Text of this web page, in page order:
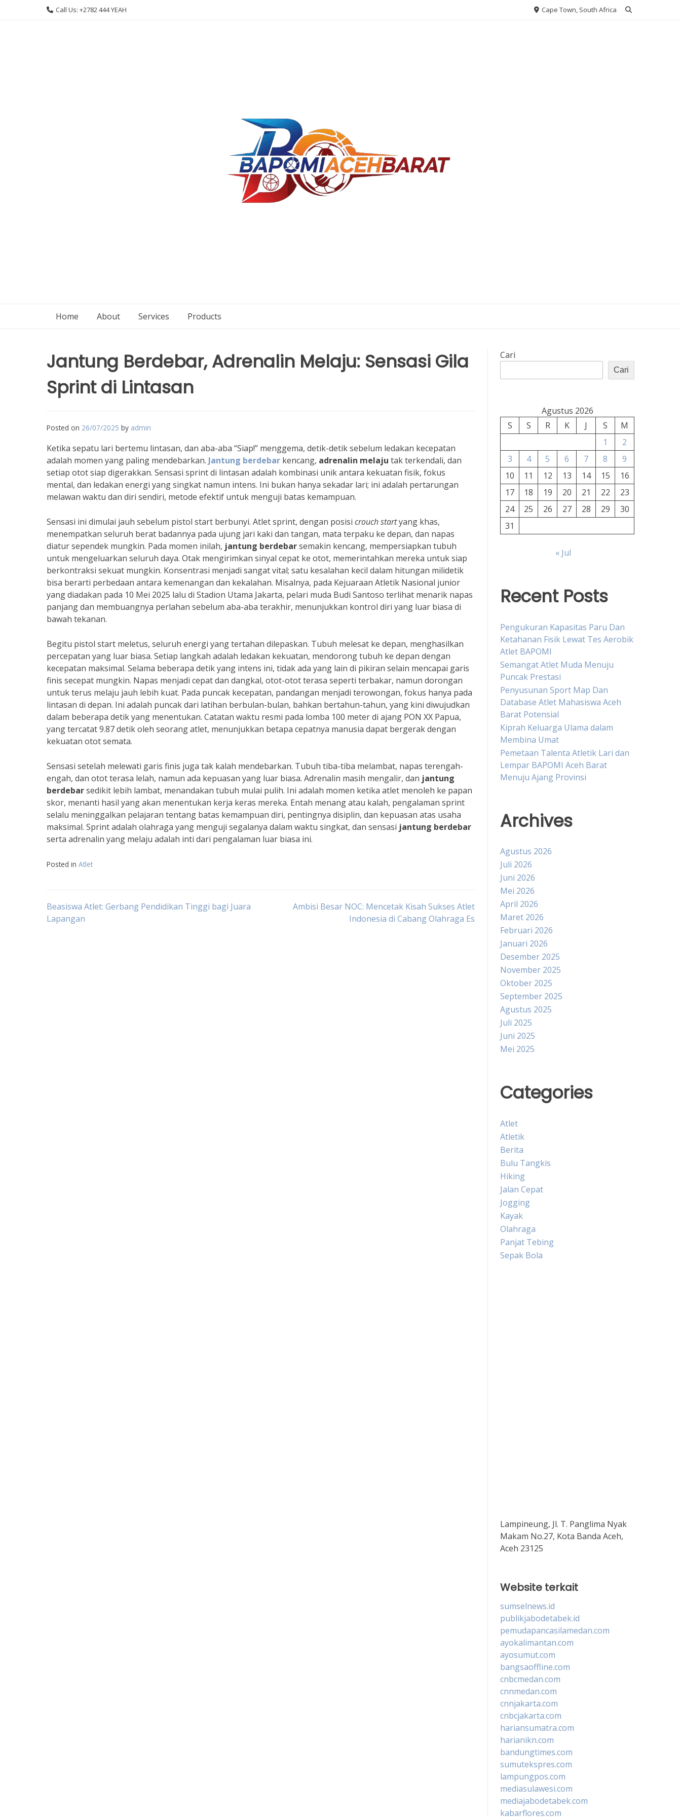
Call Us: +2782 444 YEAH Cape Town, South Africa
Home About Services Products
Jantung Berdebar, Adrenalin Melaju: Sensasi Gila
Sprint di Lintasan
Posted on 26/07/2025 by admin
Ketika sepatu lari bertemu lintasan, dan aba-aba “Siap!” menggema, detik-detik sebelum ledakan kecepatan
adalah momen yang paling mendebarkan. Jantung berdebar kencang, adrenalin melaju tak terkendali, dan
setiap otot siap digerakkan. Sensasi sprint di lintasan adalah kombinasi unik antara kekuatan fisik, fokus
mental, dan ledakan energi yang singkat namun intens. Ini bukan hanya sekadar lari; ini adalah pertarungan
melawan waktu dan diri sendiri, metode efektif untuk menguji batas kemampuan.
Sensasi ini dimulai jauh sebelum pistol start berbunyi. Atlet sprint, dengan posisi crouch startyang khas,
menempatkan seluruh berat badannya pada ujung jari kaki dan tangan, mata terpaku ke depan, dan napas
diatur sependek mungkin. Pada momen inilah, jantung berdebarsemakin kencang, mempersiapkan tubuh
untuk mengeluarkan seluruh daya. Otak mengirimkan sinyal cepat ke otot, memerintahkan mereka untuk siap
berkontraksi sekuat mungkin. Konsentrasi menjadi sangat vital; satu kesalahan kecil dalam hitungan milidetik
bisa berarti perbedaan antara kemenangan dan kekalahan. Misalnya, pada Kejuaraan Atletik Nasional junior
yang diadakan pada 10 Mei 2025 lalu di Stadion Utama Jakarta, pelari muda Budi Santoso terlihat menarik napas
panjang dan membuangnya perlahan sebelum aba-aba terakhir, menunjukkan kontrol diri yang luar biasa di
bawah tekanan.
Begitu pistol start meletus, seluruh energi yang tertahan dilepaskan. Tubuh melesat ke depan, menghasilkan
percepatan yang luar biasa. Setiap langkah adalah ledakan kekuatan, mendorong tubuh ke depan dengan
kecepatan maksimal. Selama beberapa detik yang intens ini, tidak ada yang lain di pikiran selain mencapai garis
finis secepat mungkin. Napas menjadi cepat dan dangkal, otot-otot terasa seperti terbakar, namun dorongan
untuk terus melaju jauh lebih kuat. Pada puncak kecepatan, pandangan menjadi terowongan, fokus hanya pada
lintasan di depan. Ini adalah puncak dari latihan berbulan-bulan, bahkan bertahun-tahun, yang kini diwujudkan
dalam beberapa detik yang menentukan. Catatan waktu resmi pada lomba 100 meter di ajang PON XX Papua,
yang tercatat 9.87 detik oleh seorang atlet, menunjukkan betapa cepatnya manusia dapat bergerak dengan
kekuatan otot semata.
Sensasi setelah melewati garis finis juga tak kalah mendebarkan. Tubuh tiba-tiba melambat, napas terengah-
engah, dan otot terasa lelah, namun ada kepuasan yang luar biasa. Adrenalin masih mengalir, dan jantung
berdebarsedikit lebih lambat, menandakan tubuh mulai pulih. Ini adalah momen ketika atlet menoleh ke papan
skor, menanti hasil yang akan menentukan kerja keras mereka. Entah menang atau kalah, pengalaman sprint
selalu meninggalkan pelajaran tentang batas kemampuan diri, pentingnya disiplin, dan kepuasan atas usaha
maksimal. Sprint adalah olahraga yang menguji segalanya dalam waktu singkat, dan sensasi jantung berdebar
serta adrenalin yang melaju adalah inti dari pengalaman luar biasa ini.
Posted in Atlet
Navigasi
Beasiswa Atlet: Gerbang Pendidikan Tinggi bagi Juara
Lapangan
Ambisi Besar NOC: Mencetak Kisah Sukses Atlet
Indonesia di Cabang Olahraga Es
Cari
Cari
Agustus 2026
S
S R K J S
M
1
2
3
4 5 6 7 8
9
10
11 12 13 14 15
16
17
18 19 20 21 22
23
24
25 26 27 28 29
30
31
« Jul
Recent Posts
Pengukuran Kapasitas Paru Dan
Ketahanan Fisik Lewat Tes Aerobik
Atlet BAPOMI
Semangat Atlet Muda Menuju
Puncak Prestasi
Penyusunan Sport Map Dan
Database Atlet Mahasiswa Aceh
Barat Potensial
Kiprah Keluarga Ulama dalam
Membina Umat
Pemetaan Talenta Atletik Lari dan
Lempar BAPOMI Aceh Barat
Menuju Ajang Provinsi
Archives
Agustus 2026
Juli 2026
Juni 2026
Mei 2026
April 2026
Maret 2026
Februari 2026
Januari 2026
Desember 2025
November 2025
Oktober 2025
September 2025
Agustus 2025
Juli 2025
Juni 2025
Mei 2025
Categories
Atlet
Atletik
Berita
Bulu Tangkis
Hiking
Jalan Cepat
Jogging
Kayak
Olahraga
Panjat Tebing
Sepak Bola
Lampineung, Jl. T. Panglima Nyak
Makam No.27, Kota Banda Aceh,
Aceh 23125
Website terkait
sumselnews.id
publikjabodetabek.id
pemudapancasilamedan.com
ayokalimantan.com
ayosumut.com
bangsaoffline.com
cnbcmedan.com
cnnmedan.com
cnnjakarta.com
cnbcjakarta.com
hariansumatra.com
harianikn.com
bandungtimes.com
sumutekspres.com
lampungpos.com
mediasulawesi.com
mediajabodetabek.com
kabarflores.com